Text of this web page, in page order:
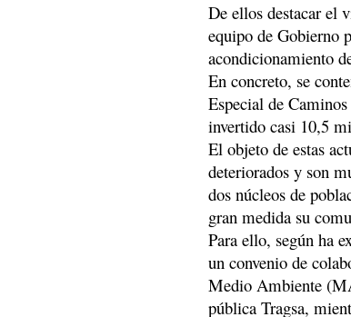
De ellos destacar el
equipo de Gobierno
acondicionamiento
En concreto, se
Especial de
invertido casi 10,5
El objeto de estas
deteriorados y son
dos núcleos de
gran medida su
Para ello, según ha
un convenio de
Medio Ambiente
pública Tragsa,